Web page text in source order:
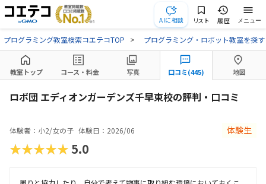
AIに相談 リスト 履歴 メニュー
プログラミング教室検索コエテコTOP プログラミング・ロボット教室を探す
教室トップ コース・料金 写真 口コミ(445) 地図
ロボ団 エディオンガーデンズ千早東校の評判・口コミ
体験者：小2/女の子 体験日：2026/06 体験生
★★★★★5.0